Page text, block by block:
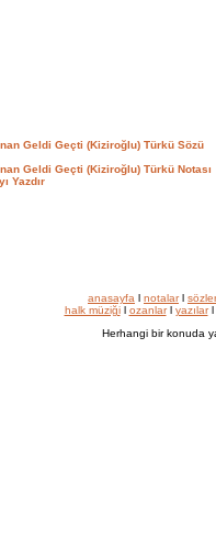
Geldi Geçti (Kiziroğlu) Türkü Sözü
Geldi Geçti (Kiziroğlu) Türkü Notası
Yazdır
anasayfa l notalarl sözler
halk müziğil ozanlarl yazılarl
Herhangi bir konuda